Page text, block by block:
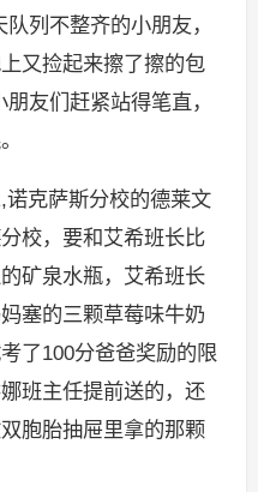
列不整齐的小朋友，
又捡起来擦了擦的包
友们赶紧站得笔直，
克萨斯分校的德莱文
校，要和艾希班长比
矿泉水瓶，艾希班长
塞的三颗草莓味牛奶
了100分爸爸奖励的限
班主任提前送的，还
胞胎抽屉里拿的那颗